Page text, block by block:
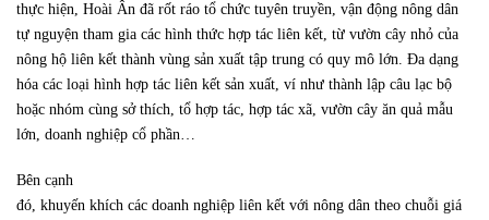
thực hiện, Hoài Ân đã rốt ráo tổ chức tuyên truyền, vận động nông dân
tự nguyện tham gia các hình thức hợp tác liên kết, từ vườn cây nhỏ của
nông hộ liên kết thành vùng sản xuất tập trung có quy mô lớn. Đa dạng
hóa các loại hình hợp tác liên kết sản xuất, ví như thành lập câu lạc bộ
hoặc nhóm cùng sở thích, tổ hợp tác, hợp tác xã, vườn cây ăn quả mẫu
lớn, doanh nghiệp cổ phần…
Bên cạnh
đó, khuyến khích các doanh nghiệp liên kết với nông dân theo chuỗi giá